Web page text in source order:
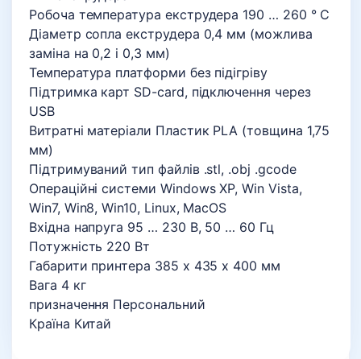
Робоча температура екструдера 190 … 260 ° С
Діаметр сопла екструдера 0,4 мм (можлива
заміна на 0,2 і 0,3 мм)
Температура платформи без підігріву
Підтримка карт SD-card, підключення через
USB
Витратні матеріали Пластик PLA (товщина 1,75
мм)
Підтримуваний тип файлів .stl, .obj .gcode
Операційні системи Windows XP, Win Vista,
Win7, Win8, Win10, Linux, MacOS
Вхідна напруга 95 … 230 В, 50 … 60 Гц
Потужність 220 Вт
Габарити принтера 385 x 435 x 400 мм
Вага 4 кг
призначення Персональний
Країна Китай